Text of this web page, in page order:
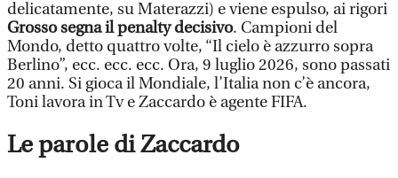
delicatamente, su Materazzi) e viene espulso, ai rigori
Grosso segna il penalty decisivo. Campioni del
Mondo, detto quattro volte, “Il cielo è azzurro sopra
Berlino”, ecc. ecc. ecc. Ora, 9 luglio 2026, sono passati
20 anni. Si gioca il Mondiale, l’Italia non c’è ancora,
Toni lavora in Tv e Zaccardo è agente FIFA.
Le parole di Zaccardo